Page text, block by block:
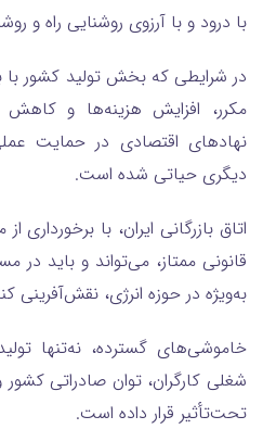
با درود و با آرزوی روشنایی راه و
در شرایطی که بخش تولید کشور
مکرر، افزایش هزینه‌ها و
نهادهای اقتصادی در حمایت
دیگری حیاتی شده است.
اتاق بازرگانی ایران، با برخورداری
قانونی ممتاز، می‌تواند و باید
به‌ویژه در حوزه انرژی، نقش‌آفرینی
خاموشی‌های گسترده، نه‌تنها
شغلی کارگران، توان صادراتی کشور
تحت‌تأثیر قرار داده است.